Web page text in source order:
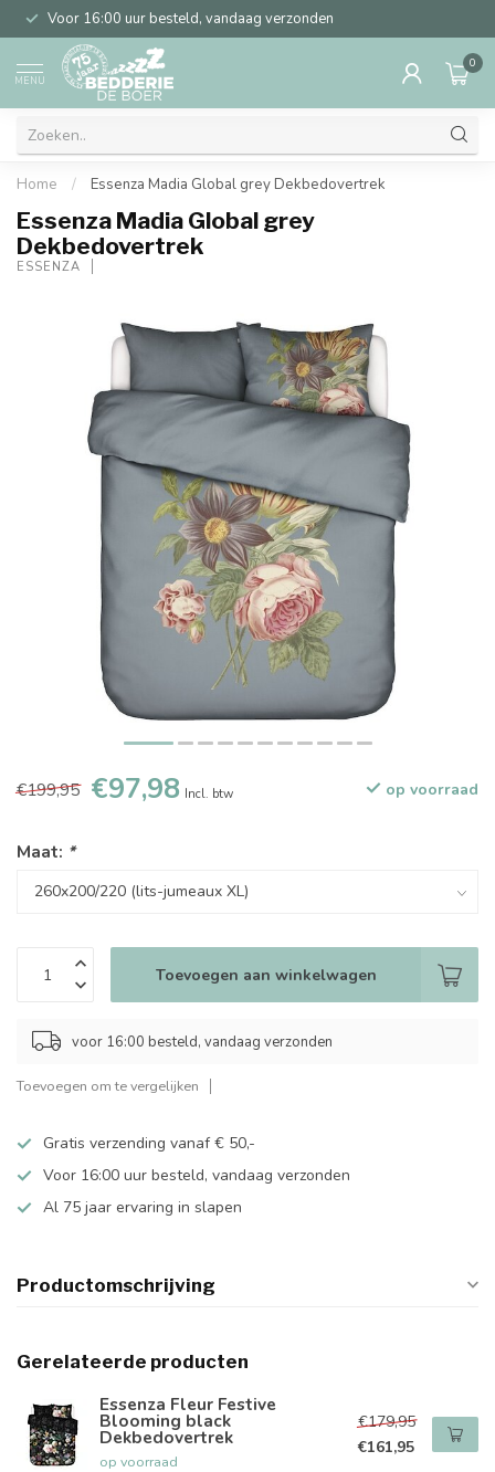
Voor 16:00 uur besteld, vandaag verzonden
MENU
0
Home / Essenza Madia Global grey Dekbedovertrek
Essenza Madia Global grey
Dekbedovertrek
ESSENZA
€199,95 €97,98 Incl. btw op voorraad
Maat: *
Toevoegen aan winkelwagen
voor 16:00 besteld, vandaag verzonden
Toevoegen om te vergelijken
Gratis verzending vanaf € 50,-
Voor 16:00 uur besteld, vandaag verzonden
Al 75 jaar ervaring in slapen
Productomschrijving
Gerelateerde producten
Essenza Fleur Festive
Blooming black
Dekbedovertrek
op voorraad
€179,95
€161,95